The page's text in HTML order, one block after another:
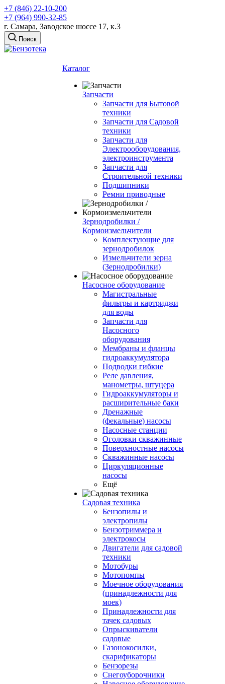
+7 (846) 22-10-200
+7 (964) 990-32-85
г. Самара, Заводское шоссе 17, к.3
Поиск
Каталог
Запчасти
Запчасти для Бытовой
техники
Запчасти для Садовой
техники
Запчасти для
Электрооборудования,
электроинструмента
Запчасти для
Строительной техники
Подшипники
Ремни приводные
Зернодробилки /
Кормоизмельчители
Комплектующие для
зернодробилок
Измельчители зерна
(Зернодробилки)
Насосное оборудование
Магистральные
фильтры и картриджи
для воды
Запчасти для
Насосного
оборудования
Мембраны и фланцы
гидроаккумулятора
Подводки гибкие
Реле давления,
манометры, штуцера
Гидроаккумуляторы и
расширительные баки
Дренажные
(фекальные) насосы
Насосные станции
Оголовки скважинные
Поверхностные насосы
Скважинные насосы
Циркуляционные
насосы
Ещё
Садовая техника
Бензопилы и
электропилы
Бензотриммера и
электрокосы
Двигатели для садовой
техники
Мотобуры
Мотопомпы
Моечное оборудования
(принадлежности для
моек)
Принадлежности для
тачек садовых
Опрыскиватели
садовые
Газонокосилки,
скарификаторы
Бензорезы
Снегоуборочники